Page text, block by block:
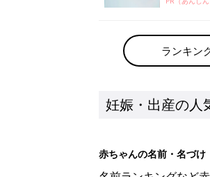
「まいにちのたまひよ」
たまひよのアプリに
体験談
妊娠・